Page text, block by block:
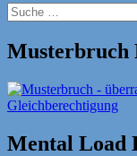
Suche
nach:
Musterbruch
Mental Load